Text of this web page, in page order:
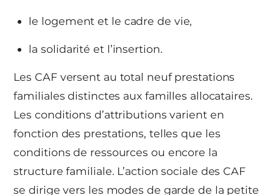
le logement et le cadre de vie,
la solidarité et l’insertion.
Les CAF versent au total neuf prestations
familiales distinctes aux familles allocataires.
Les conditions d’attributions varient en
fonction des prestations, telles que les
conditions de ressources ou encore la
structure familiale. L’action sociale des CAF
se dirige vers les modes de garde de la petite